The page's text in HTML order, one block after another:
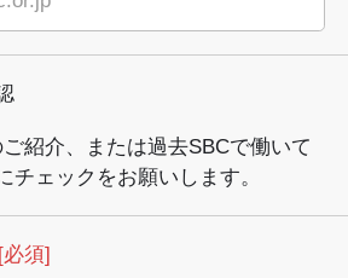
紹介、または過去SBCで働いて
チェックをお願いします。
[必須]